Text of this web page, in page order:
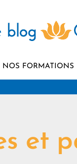
NOS FORMATIONS
et